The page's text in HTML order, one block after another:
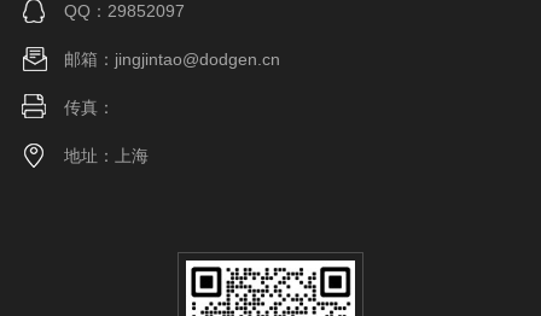
QQ：29852097
邮箱：jingjintao@dodgen.cn
传真：
地址：上海